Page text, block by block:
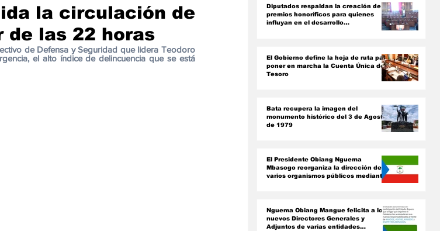
Tecnología Agricultura Religión
la circulación de
de las 22 horas
de Defensa y Seguridad que lidera Teodoro
el alto índice de delincuencia que se está
Diputados respaldan la creación de
premios honoríficos para quienes
influyan en el desarrollo
El Gobierno define la hoja de ruta para
poner en marcha la Cuenta Única del
Tesoro
Bata recupera la imagen del
monumento histórico del 3 de Agosto
de 1979
El Presidente Obiang Nguema
Mbasogo reorganiza la dirección de
varios organismos públicos mediante
Nguema Obiang Mangue felicita a los
nuevos Directores Generales y
Adjuntos de varias entidades